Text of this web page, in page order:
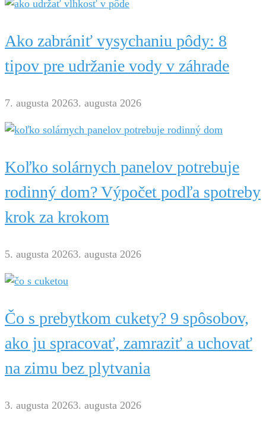
Ako zabrániť vysychaniu pôdy: 8
tipov pre udržanie vody v záhrade
7. augusta 20263. augusta 2026
Koľko solárnych panelov potrebuje
rodinný dom? Výpočet podľa spotreby
krok za krokom
5. augusta 20263. augusta 2026
Čo s prebytkom cukety? 9 spôsobov,
ako ju spracovať, zamraziť a uchovať
na zimu bez plytvania
3. augusta 20263. augusta 2026